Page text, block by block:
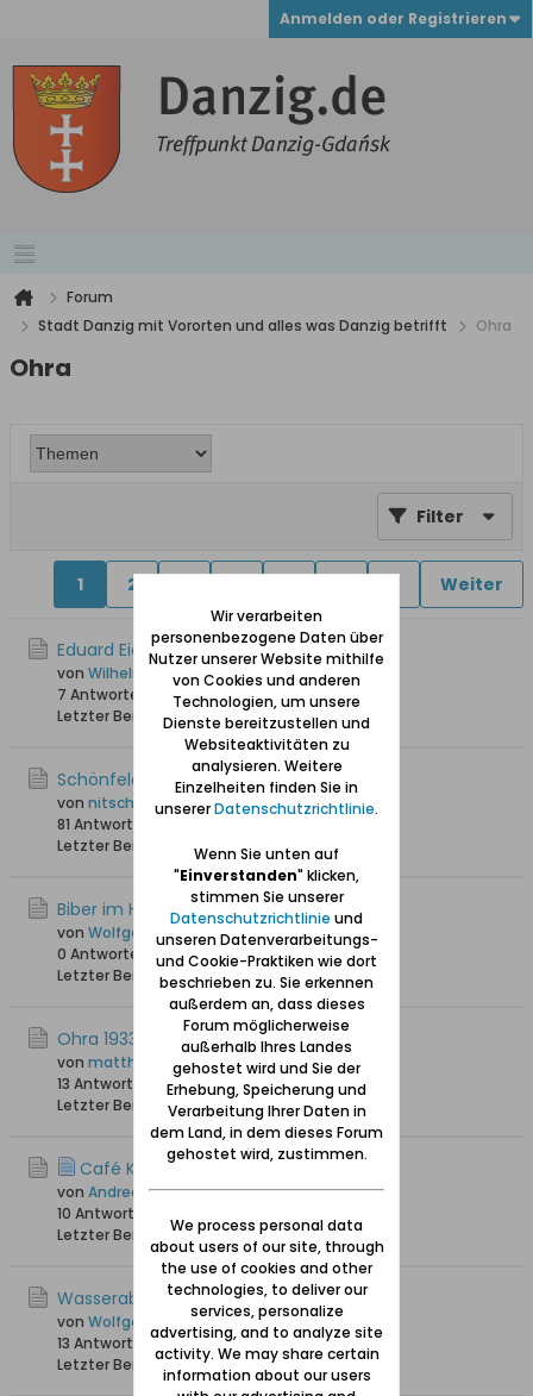
Anmelden oder Registrieren
Forum
Stadt Danzig mit Vororten und alles was Danzig betrifft
Ohra
Ohra
Filter
1 2 Weiter
Eduard Eichholz Elektro-Instalation
von Wilhelm Drenseck
7 Antworten
3.159 Hits0 Likes
Letzter Beitrag10.09.2025, 17:23
Schönfelder Weg
von nitsch
81 Antworten
Letzter Beitrag
23.12.2024, 19:42
Biber im Hoene-Park (Park Oruński)
von Wolfgang
0 Antworten
2.057 Hits0 Likes
Letzter Beitrag 16.12.2024, 22:12
Ohra 1933 Fund von 3 Wikinger-Schiffen
von matthias w
13 Antworten
4.234 Hits0 Likes
Letzter Beitrag
09.12.2024, 12:23
Café Kirschberger Ohra
von Andrea68
10 Antworten
Letzter Beitrag
24.01.2024, 23:24
Wasserabmahlmühlen in Ohra
von Wolfgang
13 Antworten19.183 Hits0 Likes
Letzter Beitrag12.10.2023, 17:58
Wir verarbeiten
personenbezogene Daten über
Nutzer unserer Website mithilfe
von Cookies und anderen
Technologien, um unsere
Dienste bereitzustellen und
Websiteaktivitäten zu
analysieren. Weitere
Einzelheiten finden Sie in
unsererDatenschutzrichtlinie.
Wenn Sie unten auf
"Einverstanden" klicken,
stimmen Sie unserer
Datenschutzrichtlinie und
unseren Datenverarbeitungs-
und Cookie-Praktiken wie dort
beschrieben zu. Sie erkennen
außerdem an, dass dieses
Forum möglicherweise
außerhalb Ihres Landes
gehostet wird und Sie der
Erhebung, Speicherung und
Verarbeitung Ihrer Daten in
dem Land, in dem dieses Forum
gehostet wird, zustimmen.
We process personal data
about users of our site, through
the use of cookies and other
technologies, to deliver our
services, personalize
advertising, and to analyze site
activity. We may share certain
information about our users